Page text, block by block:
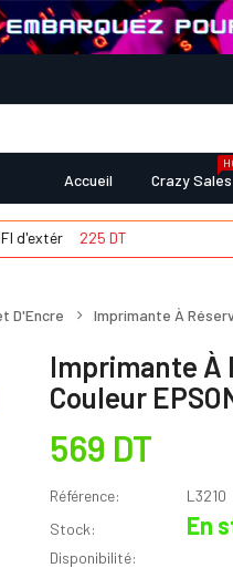
Accueil Crazy Sales
225 DT
D'Encre Imprimante À
Imprimante À
Couleur
569 DT
Référence:
L3210
Stock:
En
Disponibilité: